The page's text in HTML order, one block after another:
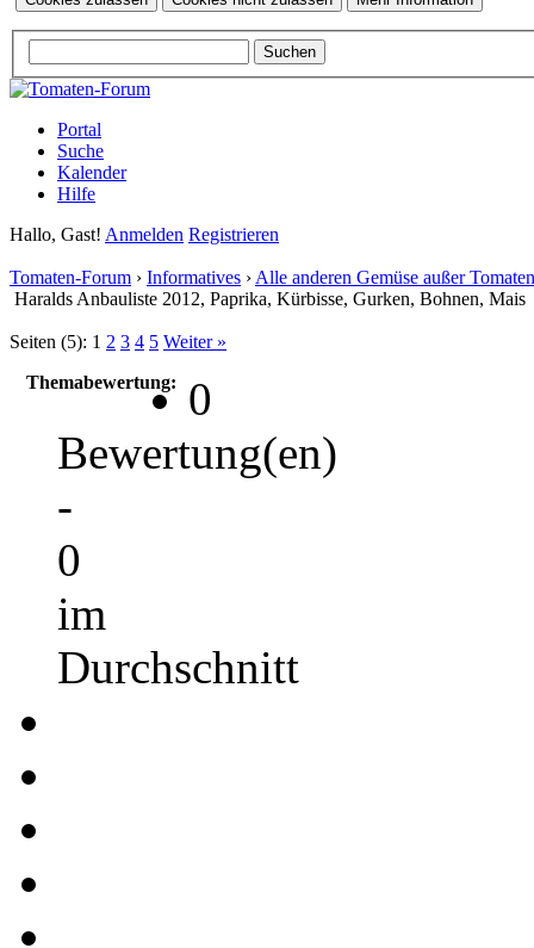
Portal
Suche
Kalender
Hilfe
Hallo, Gast! Anmelden Registrieren
Tomaten-Forum › Informatives › Alle anderen Gemüse außer Tomaten
Haralds Anbauliste 2012, Paprika, Kürbisse, Gurken, Bohnen, Mais
Seiten (5): 1 2 3 4 5 Weiter »
Themabewertung:
0
Bewertung(en)
-
0
im
Durchschnitt